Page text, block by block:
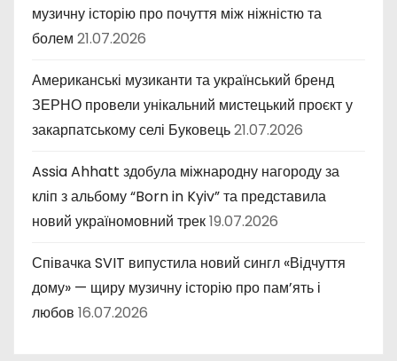
музичну історію про почуття між ніжністю та
болем 21.07.2026
Американські музиканти та український бренд
ЗЕРНО провели унікальний мистецький проєкт у
закарпатському селі Буковець21.07.2026
Assia Ahhatt здобула міжнародну нагороду за
кліп з альбому “Born in Kyiv” та представила
новий україномовний трек19.07.2026
Співачка SVIT випустила новий сингл «Відчуття
дому» — щиру музичну історію про пам’ять і
любов 16.07.2026